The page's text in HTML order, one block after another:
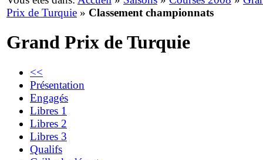
Prix de Turquie » Classement championnats
Grand Prix de Turquie
<<
Présentation
Engagés
Libres 1
Libres 2
Libres 3
Qualifs